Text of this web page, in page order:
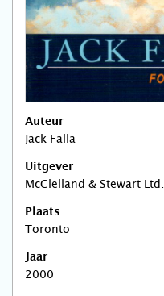
Auteur
Jack Falla
Uitgever
McClelland & Stewart Ltd.
Plaats
Toronto
Jaar
2000